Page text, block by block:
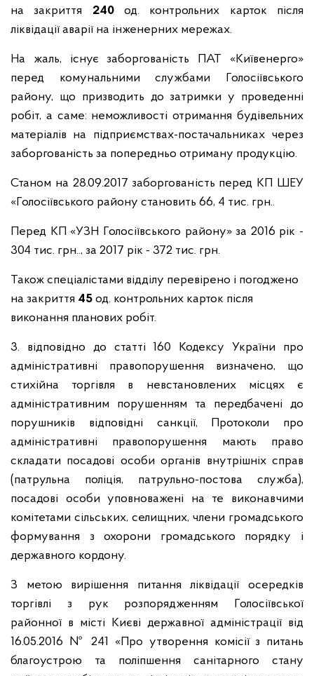
на закриття 240од. контрольних карток після
ліквідації аварії на інженерних мережах.
На жаль, існує заборгованість ПАТ «Київенерго»
перед комунальними службами Голосіївського
району, що призводить до затримки у проведенні
робіт, а саме: неможливості отримання будівельних
матеріалів на підприємствах-постачальниках через
заборгованість за попередньо отриману продукцію.
Станом на 28.09.2017 заборгованість перед КП ШЕУ
«Голосіївського району становить 66, 4 тис. грн..
Перед КП «УЗН Голосіївського району» за 2016 рік -
304 тис. грн.., за 2017 рік - 372 тис. грн.
Також спеціалістами відділу перевірено і погоджено
на закриття 45 од. контрольних карток після
виконання планових робіт.
3. відповідно до статті 160 Кодексу України про
адміністративні правопорушення визначено, що
стихійна торгівля в невстановлених місцях є
адміністративним порушенням та передбачені до
порушників відповідні санкції, Протоколи про
адміністративні правопорушення мають право
складати посадові особи органів внутрішніх справ
(патрульна поліція, патрульно-постова служба),
посадові особи уповноважені на те виконавчими
комітетами сільських, селищних, члени громадського
формування з охорони громадського порядку і
державного кордону.
З метою вирішення питання ліквідації осередків
торгівлі з рук розпорядженням Голосіївської
районної в місті Києві державної адміністрації від
16.05.2016 № 241 «Про утворення комісії з питань
благоустрою та поліпшення санітарного стану